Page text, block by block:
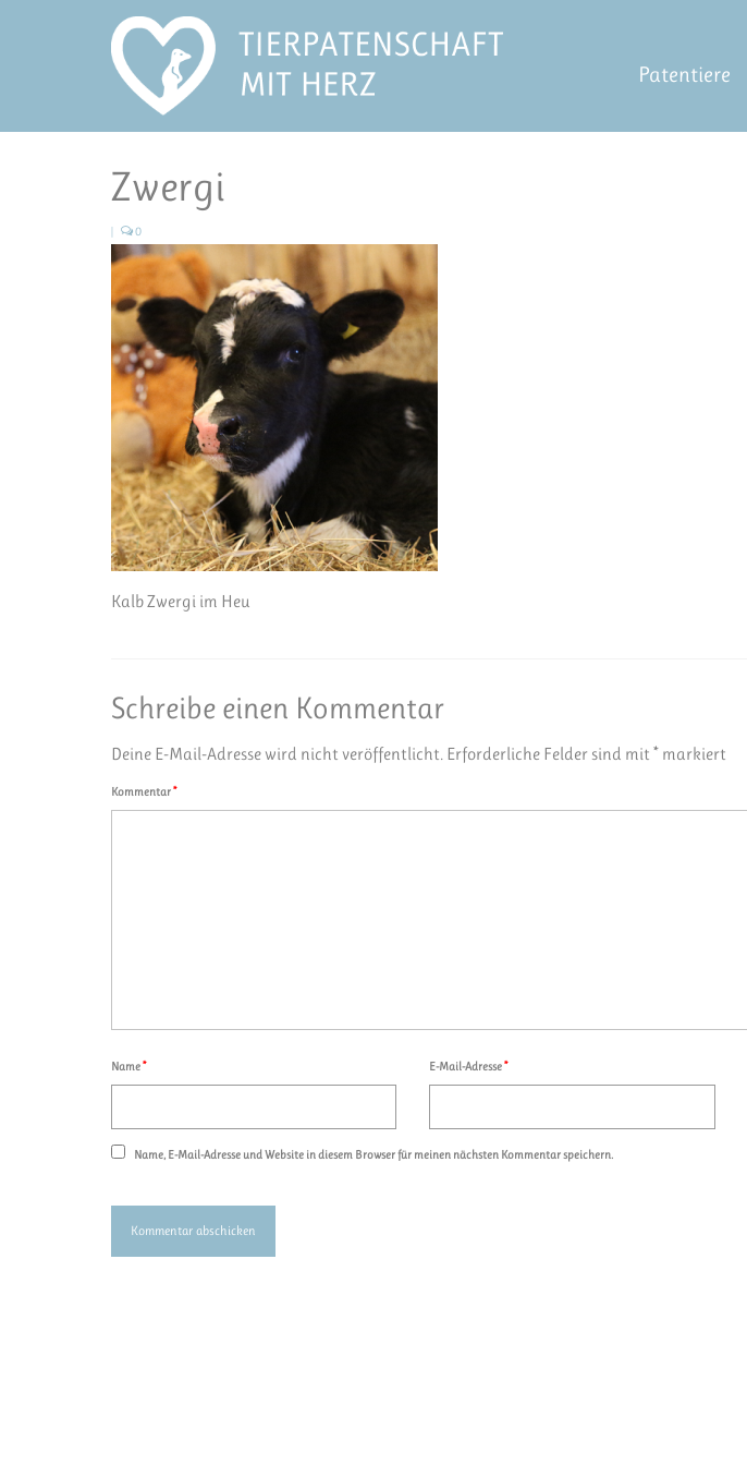
Patentiere
Zwergi
0
Kalb Zwergi im Heu
Schreibe einen Kommentar
Deine E-Mail-Adresse wird nicht veröffentlicht. Erforderliche Felder sind mit * markiert
Kommentar*
Name* E-Mail-Adresse*
Name, E-Mail-Adresse und Website in diesem Browser für meinen nächsten Kommentar speichern.